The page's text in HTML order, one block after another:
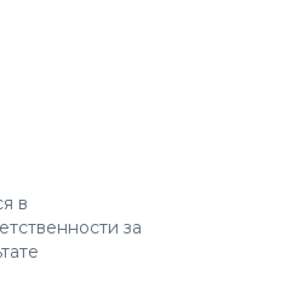
в
за